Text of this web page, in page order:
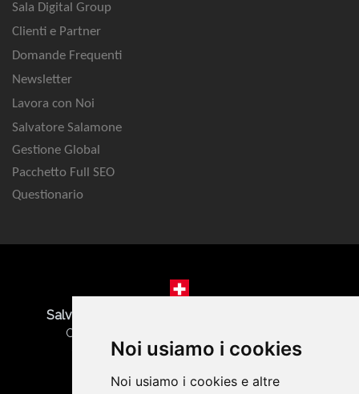
Noi usiamo i cookies
Noi usiamo i cookies e altre
Sala Digital Group
Clienti e Partner
Domande Frequenti
Newsletter
Lavora con Noi
Salvatore Salamone
Gestione Global
Pacchetto Full SEO
Questionario
Salvatore Salamone | SEO Marketing Agency
Corso San Gottardo 84 - 6830 Chiasso CH
CHE-478.689.205 | Tel. +41 76 568 29 58